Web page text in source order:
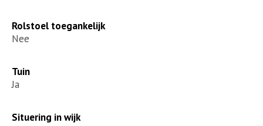
Rolstoel toegankelijk
Nee
Tuin
Ja
Situering in wijk